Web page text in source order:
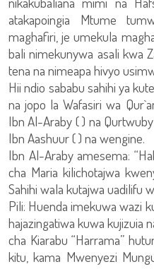
atakapoingia Mtume
maghafiri, je umekula
bali nimekunywa asali kwa
tena na nimeapa hivyo
Hii ndio sababu sahihi ya
na jopo la Wafasiri wa
Ibn Al-Araby ( ) na
Ibn Aashuur ( ) na wengine.
Ibn Al-Araby amesema:
cha Maria kilichotajwa
Sahihi wala kutajwa uadilifu
Pili: Huenda imekuwa wazi
hajazingatiwa kuwa kujizuia
cha Kiarabu “Harrama”
kitu, kama Mwenyezi